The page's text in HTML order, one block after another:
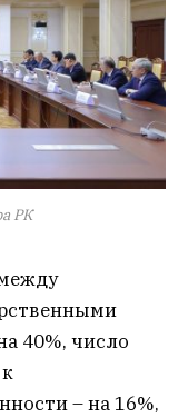
РК
40%, число
– на 16%,